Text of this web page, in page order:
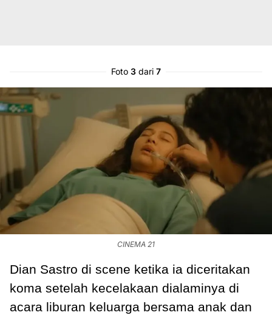
Foto 3 dari 7
CINEMA 21
Dian Sastro di scene ketika ia diceritakan
koma setelah kecelakaan dialaminya di
acara liburan keluarga bersama anak dan